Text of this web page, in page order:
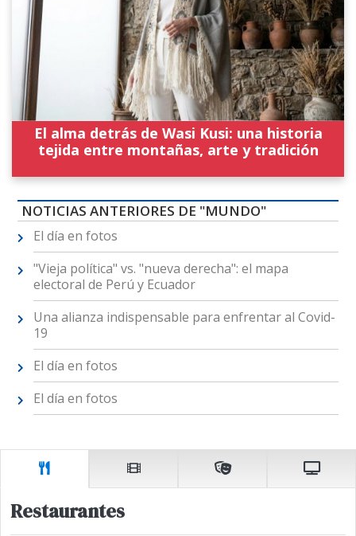
El alma detrás de Wasi Kusi: una historia
tejida entre montañas, arte y tradición
NOTICIAS ANTERIORES DE "MUNDO"
El día en fotos
"Vieja política" vs. "nueva derecha": el mapa
electoral de Perú y Ecuador
Una alianza indispensable para enfrentar al Covid-
19
El día en fotos
El día en fotos
Restaurantes